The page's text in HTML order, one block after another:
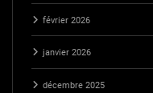
février 2026
janvier 2026
décembre 2025